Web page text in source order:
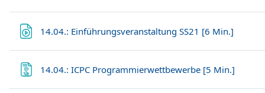
14.04.: Einführungsveranstaltung SS21 [6 Min.]
14.04.: ICPC Programmierwettbewerbe [5 Min.]